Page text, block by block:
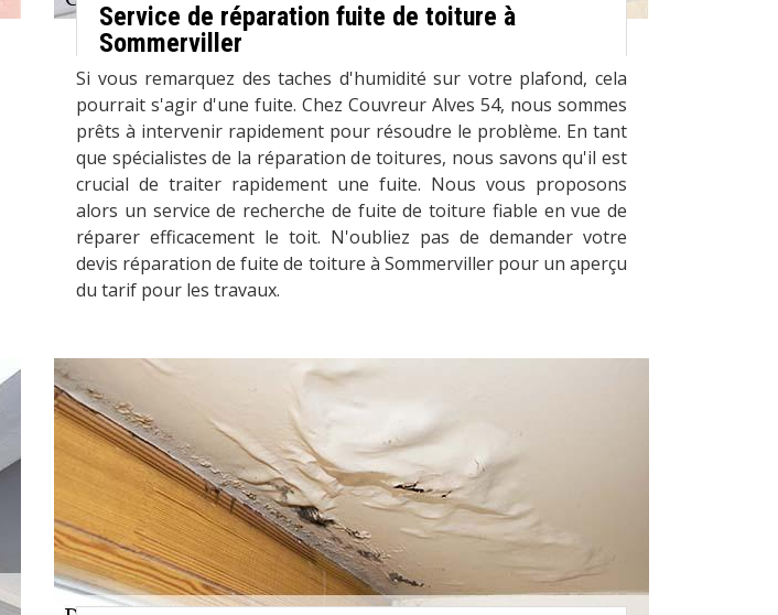
Service de réparation fuite de toiture à
Sommerviller
Si vous remarquez des taches d'humidité sur votre plafond, cela
pourrait s'agir d'une fuite. Chez Couvreur Alves 54, nous sommes
prêts à intervenir rapidement pour résoudre le problème. En tant
que spécialistes de la réparation de toitures, nous savons qu'il est
crucial de traiter rapidement une fuite. Nous vous proposons
alors un service de recherche de fuite de toiture fiable en vue de
réparer efficacement le toit. N'oubliez pas de demander votre
devis réparation de fuite de toiture à Sommerviller pour un aperçu
du tarif pour les travaux.